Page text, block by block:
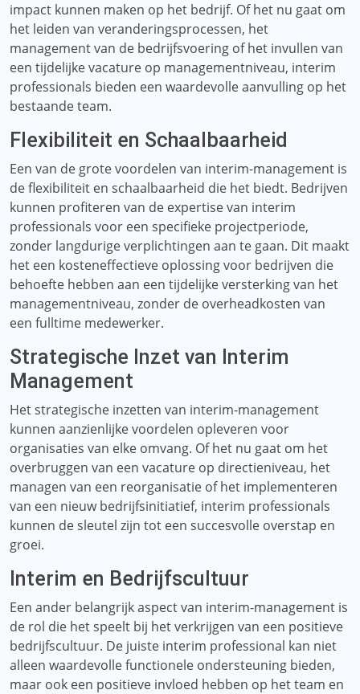
impact kunnen maken op het bedrijf. Of het nu gaat om
het leiden van veranderingsprocessen, het
management van de bedrijfsvoering of het invullen van
een tijdelijke vacature op managementniveau, interim
professionals bieden een waardevolle aanvulling op het
bestaande team.
Flexibiliteit en Schaalbaarheid
Een van de grote voordelen van interim-management is
de flexibiliteit en schaalbaarheid die het biedt. Bedrijven
kunnen profiteren van de expertise van interim
professionals voor een specifieke projectperiode,
zonder langdurige verplichtingen aan te gaan. Dit maakt
het een kosteneffectieve oplossing voor bedrijven die
behoefte hebben aan een tijdelijke versterking van het
managementniveau, zonder de overheadkosten van
een fulltime medewerker.
Strategische Inzet van Interim
Management
Het strategische inzetten van interim-management
kunnen aanzienlijke voordelen opleveren voor
organisaties van elke omvang. Of het nu gaat om het
overbruggen van een vacature op directieniveau, het
managen van een reorganisatie of het implementeren
van een nieuw bedrijfsinitiatief, interim professionals
kunnen de sleutel zijn tot een succesvolle overstap en
groei.
Interim en Bedrijfscultuur
Een ander belangrijk aspect van interim-management is
de rol die het speelt bij het verkrijgen van een positieve
bedrijfscultuur. De juiste interim professional kan niet
alleen waardevolle functionele ondersteuning bieden,
maar ook een positieve invloed hebben op het team en